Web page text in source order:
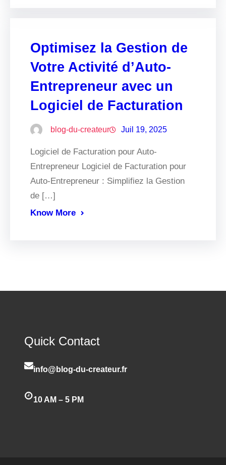
Optimisez la Gestion de
Votre Activité d’Auto-
Entrepreneur avec un
Logiciel de Facturation
blog-du-createur Juil 19, 2025
Logiciel de Facturation pour Auto-
Entrepreneur Logiciel de Facturation pour
Auto-Entrepreneur : Simplifiez la Gestion
de […]
Know More
Quick Contact
info@blog-du-createur.fr
10 AM – 5 PM